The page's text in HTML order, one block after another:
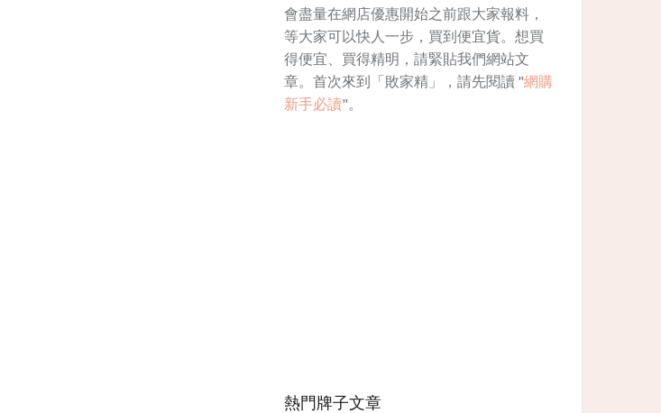
會盡量在網店優惠開始之前跟大家報料，
等大家可以快人一步，買到便宜貨。想買
得便宜、買得精明，請緊貼我們網站文
章。首次來到「敗家精」，請先閱讀 "網購
新手必讀"。
熱門牌子文章